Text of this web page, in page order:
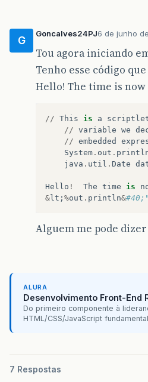
G
Goncalves24PJ6 de junho
Tou agora iniciando
Tenho esse código
Hello! The time is now
// This is a
// variable we
// embedded
System . out .
java . util . Date
Hello ! The time is
& lt ; %out . println&
Alguem me pode dizer
ALURA
Desenvolvimento Front-End
Do primeiro componente à
HTML/CSS/JavaScript
7 Respostas